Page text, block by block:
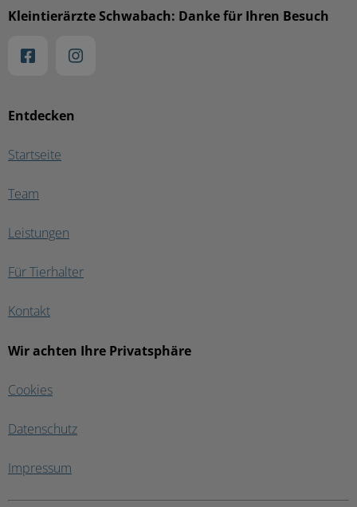
Entdecken
Startseite
Team
Leistungen
Für Tierhalter
Kontakt
Wir achten Ihre Privatsphäre
Cookies
Datenschutz
Impressum
Kleintierärzte Schwabach: Danke für Ihren Besuch